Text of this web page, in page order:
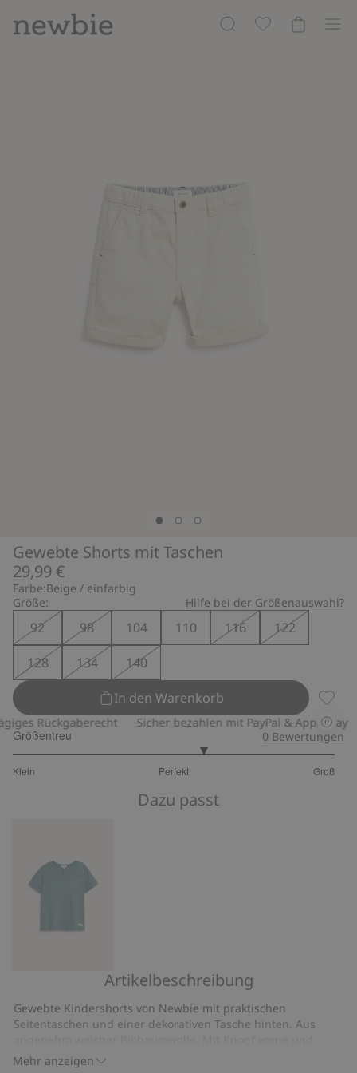
Gewebte Shorts mit Taschen
29,99 €
Farbe:Beige / einfarbig
Größe:
Hilfe bei der Größenauswahl?
92 98 104 110 116
122
128
134
140
In den Warenkorb
Rückgaberecht Sicher bezahlen mit PayPal & Apple Pay
Größentreu
Klein Perfekt Groß
von
0 Bewertungen
Dazu passt
aus
Jersey
Artikelbeschreibung
Mehr anzeigen
Gewebte Kindershorts von Newbie mit praktischen
Seitentaschen und einer dekorativen Tasche hinten. Aus
einem verstellbaren elastischen Bund. Lieferung mit